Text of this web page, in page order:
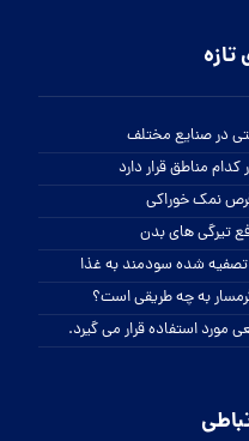
در صنایع مختلف
مناطق قرار دارد
قرص نمک خوراکی
تیرگی های بدن
شده سودمند به غذا
به چه طریقی است؟
استفاده قرار می گیرد.